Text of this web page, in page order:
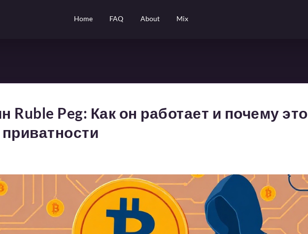
Home FAQ About Mix
Ruble Peg: Как он работает и почему это